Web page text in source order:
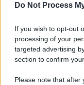
Do Not Process
If you wish to opt-out
processing of your
targeted advertising
section to confirm
Please note that after
Il ricordo /Le radici